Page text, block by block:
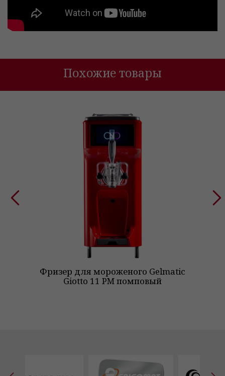
Похожие товары
Фризер для мороженого Gelmatic
Giotto 11 PM помповый